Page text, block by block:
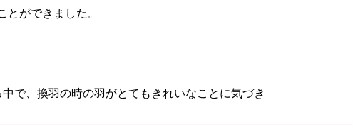
とができました。
で、換羽の時の羽がとてもきれいなことに気づき